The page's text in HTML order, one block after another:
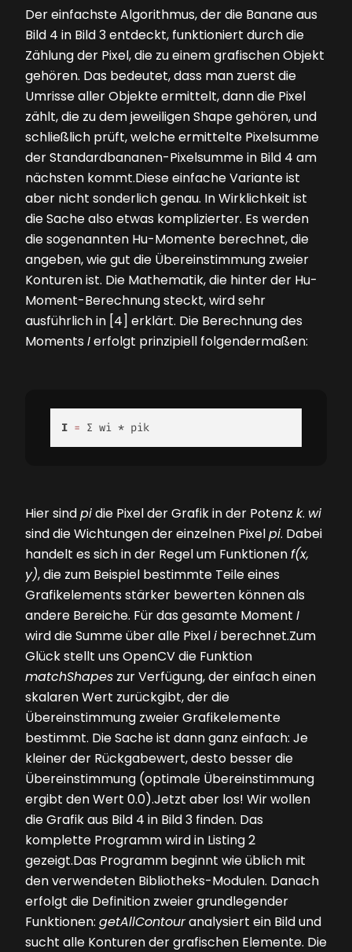
Der einfachste Algorithmus, der die Banane aus
Bild 4 in Bild 3entdeckt, funktioniert durch die
Zählung der Pixel, die zu einem grafischen Objekt
gehören. Das bedeutet, dass man zuerst die
Umrisse aller Objekte ermittelt, dann die Pixel
zählt, die zu dem jeweiligen Shape gehören, und
schließlich prüft, welche ermittelte Pixelsumme
der Standardbananen-Pixelsumme in Bild 4 am
nächsten kommt.Diese einfache Variante ist
aber nicht sonderlich genau. In Wirklichkeit ist
die Sache also etwas komplizierter. Es werden
die sogenannten Hu-Momente berechnet, die
angeben, wie gut die Übereinstimmung zweier
Konturen ist. Die Mathematik, die hinter der Hu-
Moment-Berechnung steckt, wird sehr
ausführlich in [4] erklärt. Die Berechnung des
Moments Ierfolgt prinzipiell folgendermaßen:
I = ∑ wi * pik
Hier sindpidie Pixel der Grafik in der Potenz k. wi
sind die Wichtungen der einzelnen Pixelpi. Dabei
handelt es sich in der Regel um Funktionenf(x,
y), die zum Beispiel bestimmte Teile eines
Grafikelements stärker bewerten können als
andere Bereiche. Für das gesamte Moment I
wird die Summe über alle Pixeli berechnet.Zum
Glück stellt uns OpenCV die Funktion
matchShapes zur Verfügung, der einfach einen
skalaren Wert zurückgibt, der die
Übereinstimmung zweier Grafikelemente
bestimmt. Die Sache ist dann ganz einfach: Je
kleiner der Rückgabewert, desto besser die
Übereinstimmung (optimale Übereinstimmung
ergibt den Wert 0.0).Jetzt aber los! Wir wollen
die Grafik aus Bild 4 in Bild 3 finden. Das
komplette Programm wird in Listing 2
gezeigt.Das Programm beginnt wie üblich mit
den verwendeten Bibliotheks-Modulen. Danach
erfolgt die Definition zweier grundlegender
Funktionen: getAllContouranalysiert ein Bild und
sucht alle Konturen der grafischen Elemente. Die